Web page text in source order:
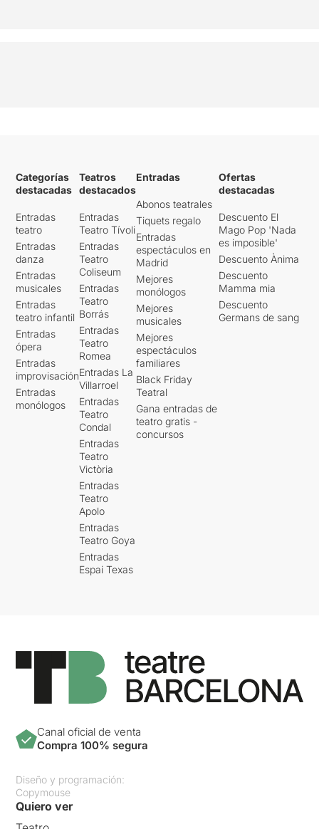
Categorías
destacadas
Entradas
teatro
Entradas
danza
Entradas
musicales
Entradas
teatro infantil
Entradas
ópera
Entradas
improvisación
Entradas
monólogos
Teatros
destacados
Entradas
Teatro Tívoli
Entradas
Teatro
Coliseum
Entradas
Teatro
Borrás
Entradas
Teatro
Romea
Entradas La
Villarroel
Entradas
Teatro
Condal
Entradas
Teatro
Victòria
Entradas
Teatro
Apolo
Entradas
Teatro Goya
Entradas
Espai Texas
Entradas
Abonos teatrales
Tiquets regalo
Entradas
espectáculos en
Madrid
Mejores
monólogos
Mejores
musicales
Mejores
espectáculos
familiares
Black Friday
Teatral
Gana entradas de
teatro gratis -
concursos
Ofertas
destacadas
Descuento El
Mago Pop 'Nada
es imposible'
Descuento Ànima
Descuento
Mamma mia
Descuento
Germans de sang
Canal oficial de venta
Compra 100% segura
Diseño y programación:
Copymouse
Quiero ver